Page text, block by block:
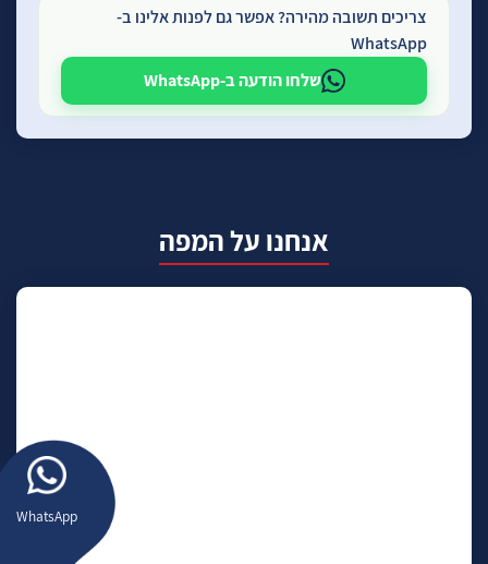
WhatsApp
צריכים תשובה מהירה? אפשר גם לפנות אלינו ב-
WhatsApp
שלחו הודעה ב-WhatsApp
אנחנו על המפה